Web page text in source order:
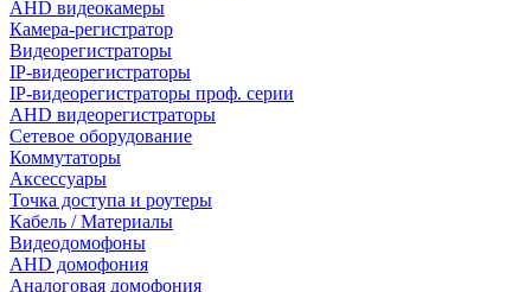
AHD видеокамеры
Камера-регистратор
Видеорегистраторы
IP-видеорегистраторы
IP-видеорегистраторы проф. серии
AHD видеорегистраторы
Сетевое оборудование
Коммутаторы
Аксессуары
Точка доступа и роутеры
Кабель / Материалы
Видеодомофоны
AHD домофония
Аналоговая домофония